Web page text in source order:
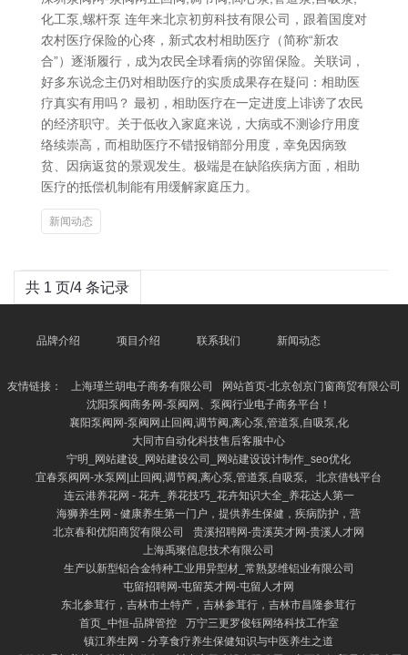
化工泵,螺杆泵 连年来北京初剪科技有限公司，跟着国度对
农村医疗保险的心疼，新式农村相助医疗（简称“新农
合”）逐渐履行，成为农民全球看病的弥留保险。关联词，
好多东说念主仍对相助医疗的实质成果存在疑问：相助医
疗真实有用吗？ 最初，相助医疗在一定进度上诽谤了农民
的经济职守。关于低收入家庭来说，大病或不测诊疗用度
络续崇高，而相助医疗不错报销部分用度，幸免因病致
贫、因病返贫的景观发生。极端是在缺陷疾病方面，相助
医疗的抵偿机制能有用缓解家庭压力。
新闻动态
共 1 页/4 条记录
品牌介绍 项目介绍 联系我们 新闻动态
友情链接： 上海瑾兰胡电子商务有限公司
网站首页-北京创京门窗商贸有限公司
沈阳泵阀商务网-泵阀网、泵阀行业电子商务平台！
襄阳泵阀网-泵阀网止回阀,调节阀,离心泵,管道泵,自吸泵,化
大同市自动化科技售后客服中心
宁明_网站建设_网站建设公司_网站建设设计制作_seo优化
宜春泵阀网-水泵网|止回阀,调节阀,离心泵,管道泵,自吸泵,
北京借钱平台
连云港养花网 - 花卉_养花技巧_花卉知识大全_养花达人第一
海狮养生网 - 健康养生第一门户，提供养生保健，疾病防护，营
北京春和优阳商贸有限公司
贵溪招聘网-贵溪英才网-贵溪人才网
上海禹璨信息技术有限公司
生产以新型铝合金特种工业用异型材_常熟瑟维铝业有限公司
屯留招聘网-屯留英才网-屯留人才网
东北参茸行，吉林市土特产，吉林参茸行，吉林市昌隆参茸行
首页_中恒-品牌管控
万宁三更罗俊钰网络科技工作室
镇江养生网 - 分享食疗养生保健知识与中医养生之道